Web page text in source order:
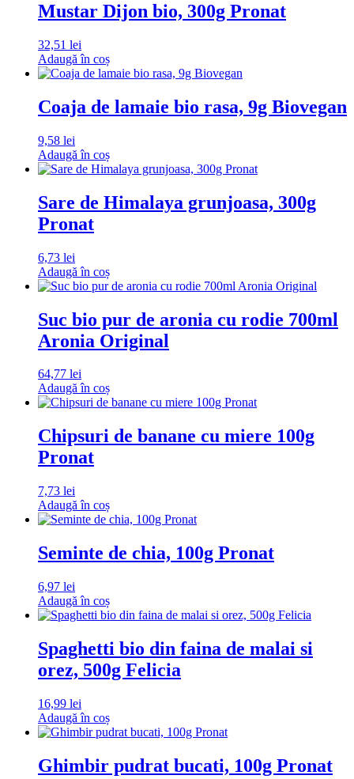
Mustar Dijon bio, 300g Pronat
32,51 lei
Adaugă în coș
Coaja de lamaie bio rasa, 9g Biovegan
9,58 lei
Adaugă în coș
Sare de Himalaya grunjoasa, 300g
Pronat
6,73 lei
Adaugă în coș
Suc bio pur de aronia cu rodie 700ml
Aronia Original
64,77 lei
Adaugă în coș
Chipsuri de banane cu miere 100g
Pronat
7,73 lei
Adaugă în coș
Seminte de chia, 100g Pronat
6,97 lei
Adaugă în coș
Spaghetti bio din faina de malai si
orez, 500g Felicia
16,99 lei
Adaugă în coș
Ghimbir pudrat bucati, 100g Pronat